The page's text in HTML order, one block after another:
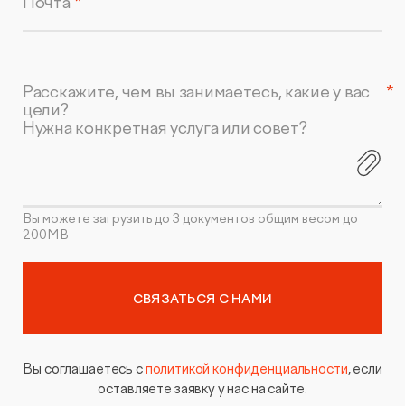
Расскажите, чем вы занимаетесь, какие у вас
цели?
Нужна конкретная услуга или совет?
Вы можете загрузить до 3 документов общим весом до
200MB
СВЯЗАТЬСЯ С НАМИ
Вы соглашаетесь сполитикой конфиденциальности, если
оставляете заявку у нас на сайте.